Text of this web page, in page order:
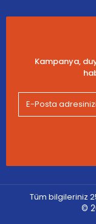
Kampanya,
Tüm bilgileriniz
©